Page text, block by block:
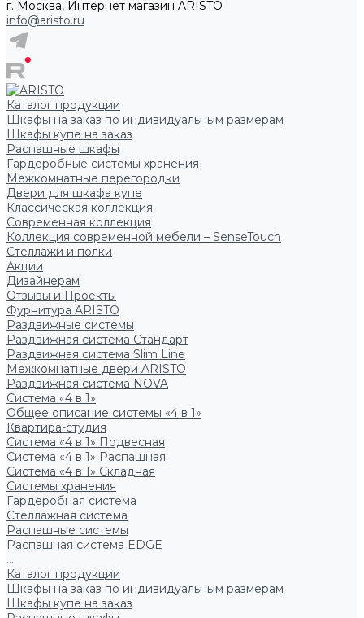
г. Москва, Интернет магазин ARISTO
info@aristo.ru
Каталог продукции
Шкафы на заказ по индивидуальным размерам
Шкафы купе на заказ
Распашные шкафы
Гардеробные системы хранения
Межкомнатные перегородки
Двери для шкафа купе
Классическая коллекция
Современная коллекция
Коллекция современной мебели – SenseTouch
Стеллажи и полки
Акции
Дизайнерам
Отзывы и Проекты
Фурнитура ARISTO
Раздвижные системы
Раздвижная система Стандарт
Раздвижная система Slim Line
Межкомнатные двери ARISTO
Раздвижная система NOVA
Система «4 в 1»
Общее описание системы «4 в 1»
Квартира-студия
Система «4 в 1» Подвесная
Система «4 в 1» Распашная
Система «4 в 1» Складная
Системы хранения
Гардеробная система
Стеллажная система
Распашные системы
Распашная система EDGE
...
Каталог продукции
Шкафы на заказ по индивидуальным размерам
Шкафы купе на заказ